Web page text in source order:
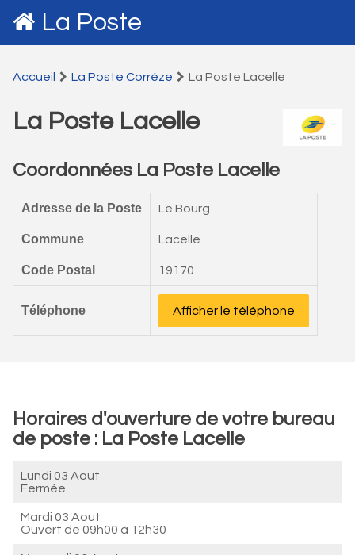
La Poste
Accueil La Poste Corréze La Poste Lacelle
La Poste Lacelle
Coordonnées La Poste Lacelle
Adresse de la Poste Le Bourg
Commune Lacelle
Code Postal 19170
Téléphone Afficher le téléphone
Horaires d'ouverture de votre bureau
de poste : La Poste Lacelle
Lundi 03 Aout
Fermée
Mardi 03 Aout
Ouvert de 09h00 à 12h30